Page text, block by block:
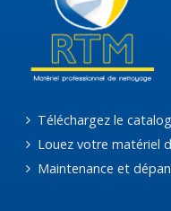
Téléchargez le
Louez votre matériel
Maintenance et